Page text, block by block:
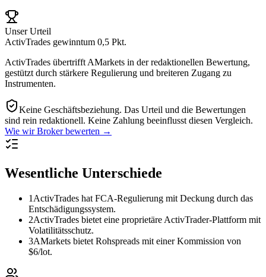
Unser Urteil
ActivTrades gewinntum 0,5 Pkt.
ActivTrades übertrifft AMarkets in der redaktionellen Bewertung,
gestützt durch stärkere Regulierung und breiteren Zugang zu
Instrumenten.
Keine Geschäftsbeziehung. Das Urteil und die Bewertungen
sind rein redaktionell. Keine Zahlung beeinflusst diesen Vergleich.
Wie wir Broker bewerten →
Wesentliche Unterschiede
1 ActivTrades hat FCA-Regulierung mit Deckung durch das
Entschädigungssystem.
2ActivTrades bietet eine proprietäre ActivTrader-Plattform mit
Volatilitätsschutz.
3AMarkets bietet Rohspreads mit einer Kommission von
$6/lot.